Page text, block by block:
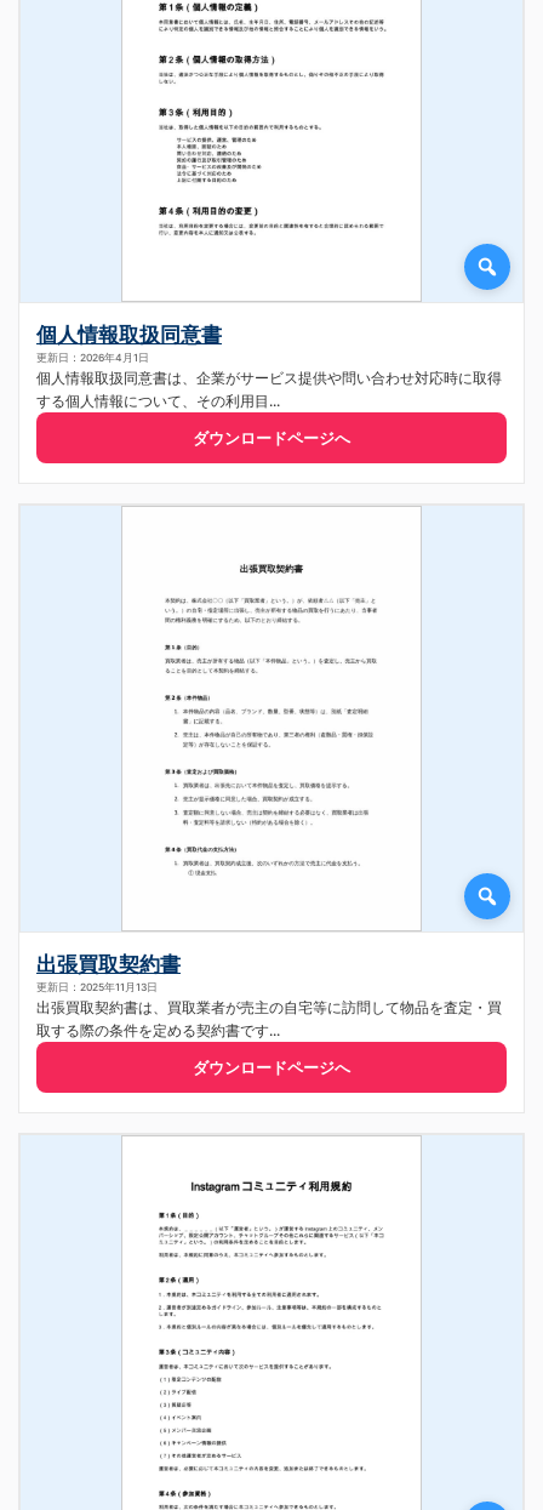
個人情報取扱同意書
更新日：2026年4月1日
個人情報取扱同意書は、企業がサービス提供や問い合わせ対応時に取得
する個人情報について、その利用目...
ダウンロードページへ
出張買取契約書
更新日：2025年11月13日
出張買取契約書は、買取業者が売主の自宅等に訪問して物品を査定・買
取する際の条件を定める契約書です...
ダウンロードページへ